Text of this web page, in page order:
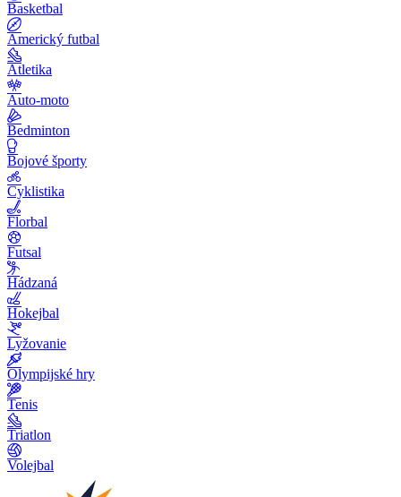
Basketbal
Americký futbal
Atletika
Auto-moto
Bedminton
Bojové športy
Cyklistika
Florbal
Futsal
Hádzaná
Hokejbal
Lyžovanie
Olympijské hry
Tenis
Triatlon
Volejbal